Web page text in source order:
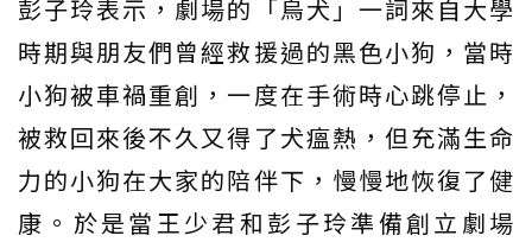
彭子玲表示，劇場的「烏犬」一詞來自大學
時期與朋友們曾經救援過的黑色小狗，當時
小狗被車禍重創，一度在手術時心跳停止，
被救回來後不久又得了犬瘟熱，但充滿生命
力的小狗在大家的陪伴下，慢慢地恢復了健
康。於是當王少君和彭子玲準備創立劇場